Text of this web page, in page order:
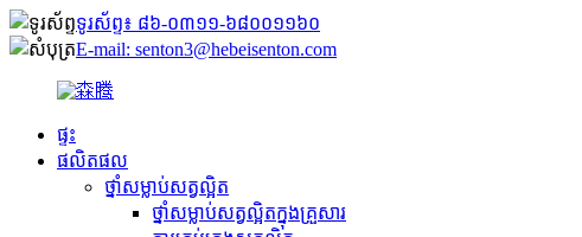
ទូរស័ព្ទ៖ ៨៦-០៣១១-៦៨០០១១៦០
E-mail: senton3@hebeisenton.com
ផ្ទះ
ផលិតផល
ថ្នាំសម្លាប់សត្វល្អិត
ថ្នាំសម្លាប់សត្វល្អិតក្នុងគ្រួសារ